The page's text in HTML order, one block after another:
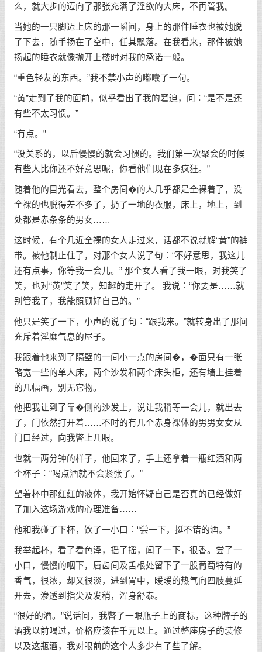
么，就大步的迈向了那张充满了淫欲的大床，不再管我。
当她的一只脚迈上床的那一瞬间，身上的那件睡衣也被她脱
了下去，随手扬在了空中，任其飘落。在我看来，那件被她
扬起的睡衣就像抛开上楼时对我的承诺一般。
“重色轻友的东西。”我不禁小声的嘟囔了一句。
“黄”走到了我的面前，似乎看出了我的窘迫，问︰“是不是还
有些不太习惯。”
“有点。”
“没关系的，以后慢慢的就会习惯的。我们第一次聚会的时候
有些人比你还不好意思呢，你看他们现在多疯狂。”
随着他的目光看去，整个房间�的人几乎都是全裸着了，没
全裸的也脱得差不多了，扔了一地的衣服，床上，地上，到
处都是赤条条的男女……
这时候，有个几近全裸的女人走过来，话都不说就解“黄”的裤
带。被他制止住了，对那个女人说了句︰“不好意思，我这儿
还有点事，你等我一会儿。” 那个女人看了我一眼，对我笑了
笑，也对“黄”笑了笑，知趣的走开了。 我说︰“你要是……就
别管我了，我能照顾好自己的。”
他只是笑了一下，小声的说了句︰“跟我来。”就转身出了那间
充斥着淫糜气息的屋子。
我跟着他来到了隔壁的一间小一点的房间�，�面只有一张
略宽一些的单人床，两个沙发和两个床头柜，还有墙上挂着
的几幅画，别无它物。
他把我让到了靠�侧的沙发上，说让我稍等一会儿，就出去
了，门依然打开着……不时的有几个赤身裸体的男男女女从
门口经过，向我瞥上几眼。
也就一两分钟的样子，他回来了，手上还拿着一瓶红酒和两
个杯子︰“喝点酒就不会紧张了。”
望着杯中那红红的液体，我开始怀疑自己是否真的已经做好
了加入这场游戏的心理准备……
他和我碰了下杯，饮了一小口︰“尝一下，挺不错的酒。”
我举起杯，看了看色泽，摇了摇，闻了一下，很香。尝了一
小口，慢慢的咽下，唇齿间及舌根处留下了一股葡萄特有的
香气，很浓，却又很淡，进到胃中，暖暖的热气向四肢蔓延
开去，渗透到指尖及发稍，浑身舒泰。
“很好的酒。”说话间，我瞥了一眼瓶子上的商标，这种牌子的
酒我以前喝过，价格应该在千元以上。通过整座房子的装修
以及这瓶酒，我对眼前的这个人多少有了些了解。